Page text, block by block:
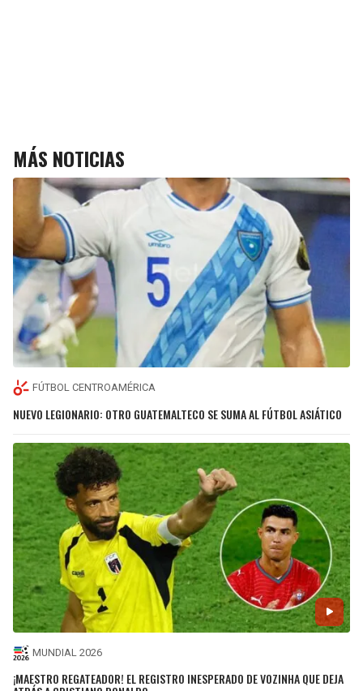
MÁS NOTICIAS
FÚTBOL CENTROAMÉRICA
NUEVO LEGIONARIO: OTRO GUATEMALTECO SE SUMA AL FÚTBOL ASIÁTICO
MUNDIAL 2026
¡MAESTRO REGATEADOR! EL REGISTRO INESPERADO DE VOZINHA QUE DEJA